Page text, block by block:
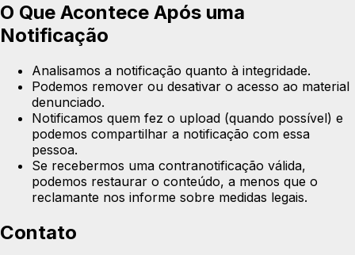
O Que Acontece Após uma
Notificação
Analisamos a notificação quanto à integridade.
Podemos remover ou desativar o acesso ao material
denunciado.
Notificamos quem fez o upload (quando possível) e
podemos compartilhar a notificação com essa
pessoa.
Se recebermos uma contranotificação válida,
podemos restaurar o conteúdo, a menos que o
reclamante nos informe sobre medidas legais.
Contato